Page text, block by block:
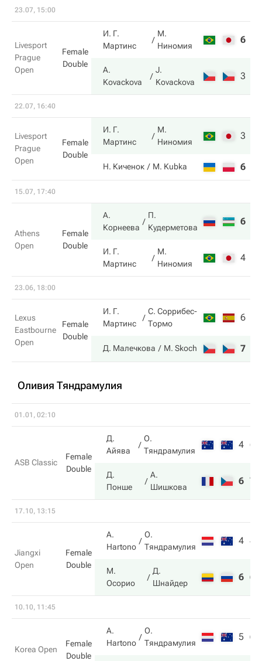
23.07, 15:00
Livesport
Prague
Open
Female
Double
И. Г.
Мартинс
М.
Ниномия
6
A.
Kovackova
J.
Kovackova
3
22.07, 16:40
Livesport
Prague
Open
Female
Double
И. Г.
Мартинс
М.
Ниномия
3
Н. Киченок M. Kubka 6
15.07, 17:40
Athens
Open
Female
Double
А.
Корнеева
П.
Кудерметова
6
И. Г.
Мартинс
М.
Ниномия
4
23.06, 18:00
Lexus
Eastbourne
Open
Female
Double
И. Г.
Мартинс
С. Соррибес-
Тормо
6
Д. Малечкова M. Skoch 7
Оливия Тяндрамулия
01.01, 02:10
ASB Classic
Female
Double
Д.
Айява
О.
Тяндрамулия
4 6
Д.
Понше
А.
Шишкова
6 7
17.10, 13:15
Jiangxi
Open
Female
Double
A.
Hartono
О.
Тяндрамулия
4 4
М.
Осорио
Д.
Шнайдер
6 6
10.10, 11:45
Korea Open
Female
Double
A.
Hartono
О.
Тяндрамулия
5 6